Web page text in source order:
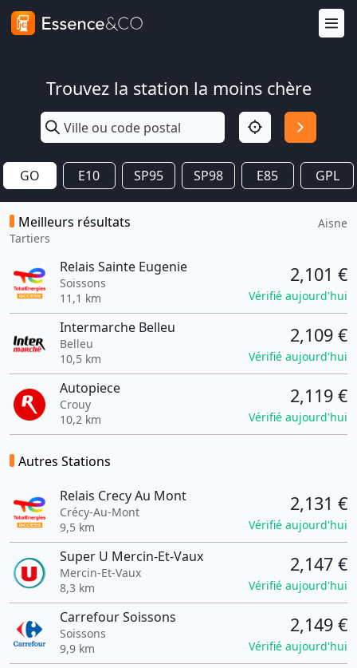
Trouvez la station la moins chère
GO E10 SP95 SP98 E85 GPL
Meilleurs résultats
Tartiers
Aisne
Relais Sainte Eugenie
Soissons
11,1 km
2,101 €
Vérifié aujourd'hui
Intermarche Belleu
Belleu
10,5 km
2,109 €
Vérifié aujourd'hui
Autopiece
Crouy
10,2 km
2,119 €
Vérifié aujourd'hui
Autres Stations
Relais Crecy Au Mont
Crécy-Au-Mont
9,5 km
2,131 €
Vérifié aujourd'hui
Super U Mercin-Et-Vaux
Mercin-Et-Vaux
8,3 km
2,147 €
Vérifié aujourd'hui
Carrefour Soissons
Soissons
9,9 km
2,149 €
Vérifié aujourd'hui